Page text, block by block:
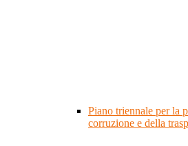
Piano triennale per la
corruzione e della